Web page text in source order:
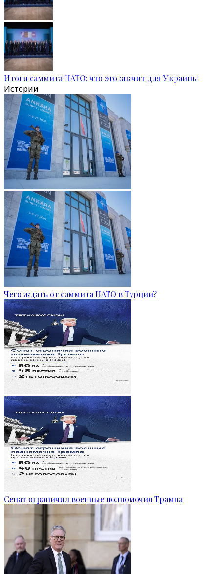
Итоги саммита НАТО: что это значит для Украины
Истории
Чего ждать от саммита НАТО в Турции?
Сенат ограничил военные полномочия Трампа